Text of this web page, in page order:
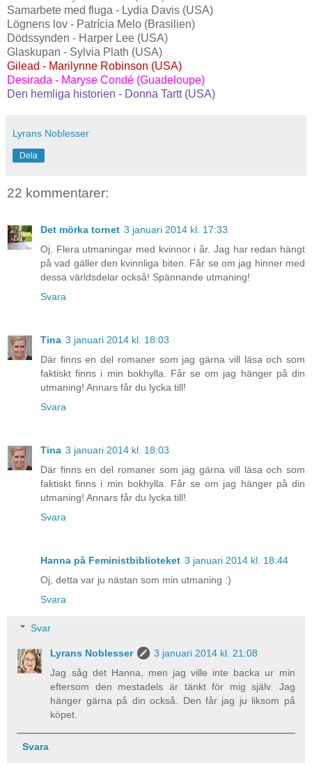
Samarbete med fluga - Lydia Davis (USA)
Lögnens lov - Patrícia Melo (Brasilien)
Dödssynden - Harper Lee (USA)
Glaskupan - Sylvia Plath (USA)
Gilead - Marilynne Robinson (USA)
Desirada - Maryse Condé (Guadeloupe)
Den hemliga historien - Donna Tartt (USA)
Lyrans Noblesser
Dela
22 kommentarer:
Det mörka tornet 3 januari 2014 kl. 17:33
Oj. Flera utmaningar med kvinnor i år. Jag har redan hängt
på vad gäller den kvinnliga biten. Får se om jag hinner med
dessa världsdelar också! Spännande utmaning!
Svara
Tina 3 januari 2014 kl. 18:03
Där finns en del romaner som jag gärna vill läsa och som
faktiskt finns i min bokhylla. Får se om jag hänger på din
utmaning! Annars får du lycka till!
Svara
Tina 3 januari 2014 kl. 18:03
Där finns en del romaner som jag gärna vill läsa och som
faktiskt finns i min bokhylla. Får se om jag hänger på din
utmaning! Annars får du lycka till!
Svara
Hanna på Feministbiblioteket 3 januari 2014 kl. 18:44
Oj, detta var ju nästan som min utmaning :)
Svara
Svar
Lyrans Noblesser
3 januari 2014 kl. 21:08
Jag såg det Hanna, men jag ville inte backa ur min
eftersom den mestadels är tänkt för mig själv. Jag
hänger gärna på din också. Den får jag ju liksom på
köpet.
Svara